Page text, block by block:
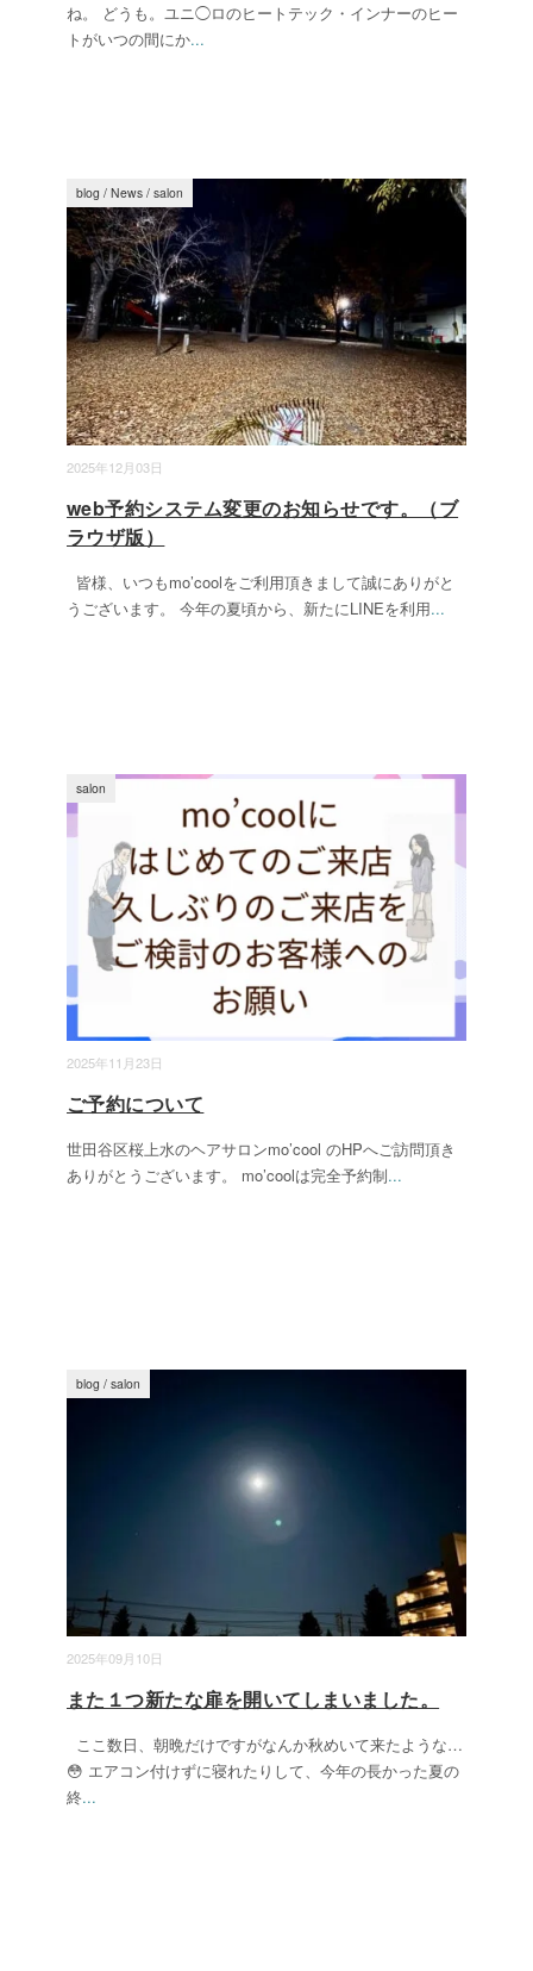
ね。 どうも。ユニ◯ロのヒートテック・インナーのヒー
トがいつの間にか...
2025年12月03日
blog / News / salon
web予約システム変更のお知らせです。（ブ
ラウザ版）
皆様、いつもmo’coolをご利用頂きまして誠にありがと
うございます。 今年の夏頃から、新たにLINEを利用...
2025年11月23日
salon
ご予約について
世田谷区桜上水のヘアサロンmo’cool のHPへご訪問頂き
ありがとうございます。 mo’coolは完全予約制...
2025年09月10日
blog / salon
また１つ新たな扉を開いてしまいました。
ここ数日、朝晩だけですがなんか秋めいて来たような…
😳 エアコン付けずに寝れたりして、今年の長かった夏の
終...